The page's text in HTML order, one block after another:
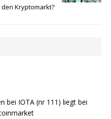
Kryptomarkt?
bei IOTA (nr 111) liegt bei